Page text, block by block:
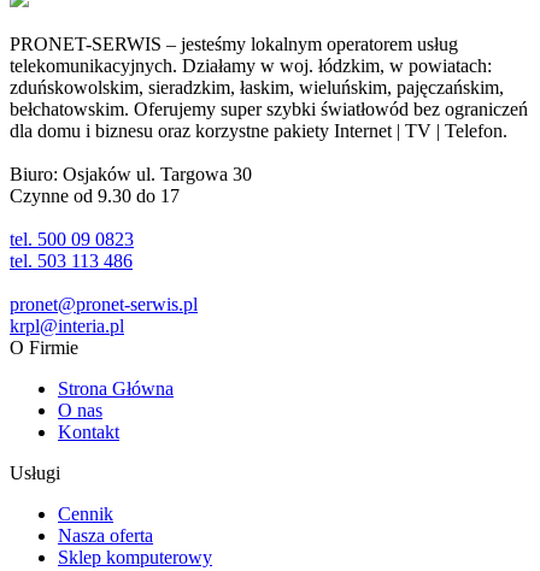
PRONET-SERWIS – jesteśmy lokalnym operatorem usług
telekomunikacyjnych. Działamy w woj. łódzkim, w powiatach:
zduńskowolskim, sieradzkim, łaskim, wieluńskim, pajęczańskim,
bełchatowskim. Oferujemy super szybki światłowód bez ograniczeń
dla domu i biznesu oraz korzystne pakiety Internet | TV | Telefon.
Biuro: Osjaków ul. Targowa 30
Czynne od 9.30 do 17
tel. 500 09 0823
tel. 503 113 486
pronet@pronet-serwis.pl
krpl@interia.pl
O Firmie
Strona Główna
O nas
Kontakt
Usługi
Cennik
Nasza oferta
Sklep komputerowy